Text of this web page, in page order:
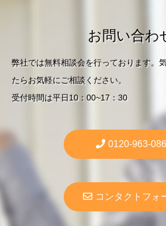
お問い合わ
弊社では無料相談会を行っております。
たらお気軽にご相談ください。
受付時間は平日10：00~17：30
0120-963-086
コンタクトフォ